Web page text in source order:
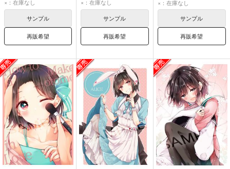
×：在庫なし
サンプル
再販希望
×：在庫なし
サンプル
再販希望
×：在庫なし
サンプル
再販希望